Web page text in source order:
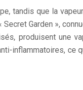
tandis que la
Garden »,
produisent une
inflammatoires, ce